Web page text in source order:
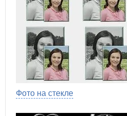
Фото на стекле